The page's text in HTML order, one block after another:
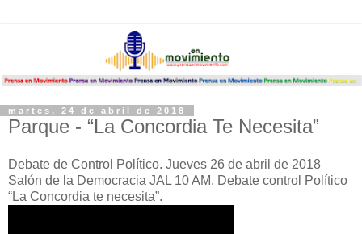
martes, 24 de abril de 2018
Parque - “La Concordia Te Necesita”
Debate de Control Político. Jueves 26 de abril de 2018
Salón de la Democracia JAL 10 AM. Debate control Político
“La Concordia te necesita”.